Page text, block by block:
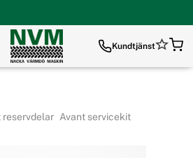
Kundtjänst
reservdelar Avant servicekit